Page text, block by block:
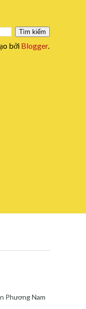
bởi Blogger.
Phương Nam